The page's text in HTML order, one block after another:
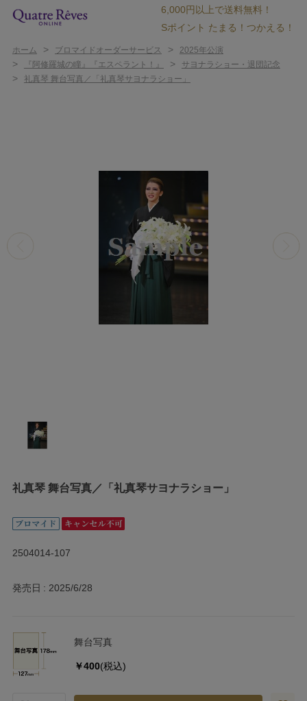
6,000円以上で送料無料！
Sポイント たまる！つかえる！
ホーム > ブロマイドオーダーサービス > 2025年公演
> 『阿修羅城の瞳』『エスペラント！』 > サヨナラショー・退団記念
> 礼真琴 舞台写真／「礼真琴サヨナラショー」
礼真琴 舞台写真／「礼真琴サヨナラショー」
2504014-107
発売日 2025/6/28
舞台写真
￥400(税込)